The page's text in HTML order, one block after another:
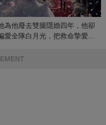
為他廢去雙腿隱婚四年，他卻
愛全隊白月光，把救命摯愛當